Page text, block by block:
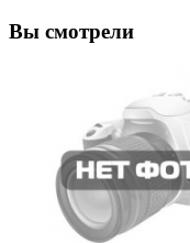
Вы смотрели